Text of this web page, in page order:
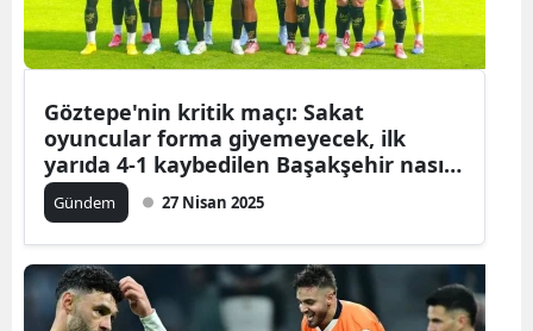
Göztepe'nin kritik maçı: Sakat
oyuncular forma giyemeyecek, ilk
yarıda 4-1 kaybedilen Başakşehir nasıl
geçilecek?
Gündem 27 Nisan 2025